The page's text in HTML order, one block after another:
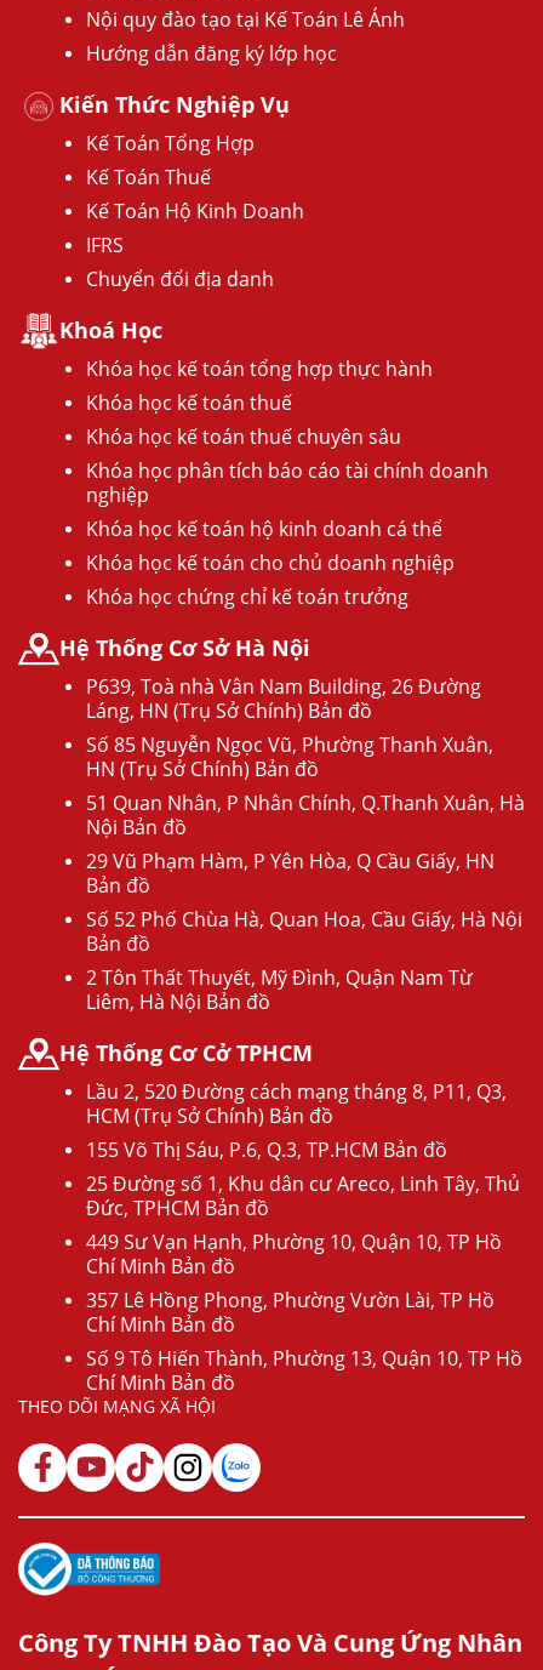
Nội quy đào tạo tại Kế Toán Lê Ánh
Hướng dẫn đăng ký lớp học
Kiến Thức Nghiệp Vụ
Kế Toán Tổng Hợp
Kế Toán Thuế
Kế Toán Hộ Kinh Doanh
IFRS
Chuyển đổi địa danh
Khoá Học
Khóa học kế toán tổng hợp thực hành
Khóa học kế toán thuế
Khóa học kế toán thuế chuyên sâu
Khóa học phân tích báo cáo tài chính doanh
nghiệp
Khóa học kế toán hộ kinh doanh cá thể
Khóa học kế toán cho chủ doanh nghiệp
Khóa học chứng chỉ kế toán trưởng
Hệ Thống Cơ Sở Hà Nội
P639, Toà nhà Vân Nam Building, 26 Đường
Láng, HN (Trụ Sở Chính) Bản đồ
Số 85 Nguyễn Ngọc Vũ, Phường Thanh Xuân,
HN (Trụ Sở Chính) Bản đồ
51 Quan Nhân, P Nhân Chính, Q.Thanh Xuân, Hà
Nội Bản đồ
29 Vũ Phạm Hàm, P Yên Hòa, Q Cầu Giấy, HN
Bản đồ
Số 52 Phố Chùa Hà, Quan Hoa, Cầu Giấy, Hà Nội
Bản đồ
2 Tôn Thất Thuyết, Mỹ Đình, Quận Nam Từ
Liêm, Hà Nội Bản đồ
Hệ Thống Cơ Cở TPHCM
Lầu 2, 520 Đường cách mạng tháng 8, P11, Q3,
HCM (Trụ Sở Chính) Bản đồ
155 Võ Thị Sáu, P.6, Q.3, TP.HCM Bản đồ
25 Đường số 1, Khu dân cư Areco, Linh Tây, Thủ
Đức, TPHCM Bản đồ
449 Sư Vạn Hạnh, Phường 10, Quận 10, TP Hồ
Chí Minh Bản đồ
357 Lê Hồng Phong, Phường Vườn Lài, TP Hồ
Chí Minh Bản đồ
Số 9 Tô Hiến Thành, Phường 13, Quận 10, TP Hồ
Chí Minh Bản đồ
THEO DÕI MẠNG XÃ HỘI
Công Ty TNHH Đào Tạo Và Cung Ứng Nhân